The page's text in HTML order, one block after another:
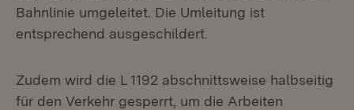
Bahnlinie umgeleitet. Die Umleitung ist
entsprechend ausgeschildert.
Zudem wird die L 1192 abschnittsweise halbseitig
für den Verkehr gesperrt, um die Arbeiten